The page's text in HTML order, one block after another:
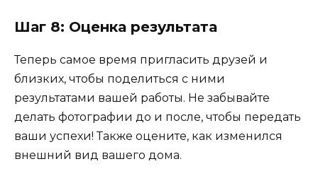
Шаг 8: Оценка результата
Теперь самое время пригласить друзей и
близких, чтобы поделиться с ними
результатами вашей работы. Не забывайте
делать фотографии до и после, чтобы передать
ваши успехи! Также оцените, как изменился
внешний вид вашего дома.